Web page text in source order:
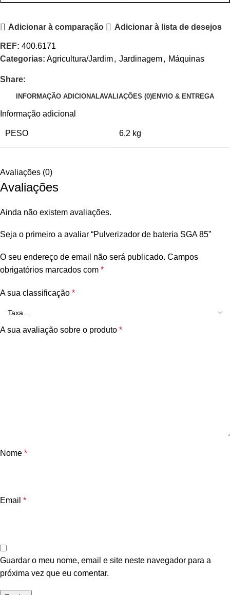
Adicionar à comparação Adicionar à lista de desejos
REF: 400.6171
Categorias: Agricultura/Jardim, Jardinagem, Máquinas
Share:
INFORMAÇÃO ADICIONALAVALIAÇÕES (0)ENVIO & ENTREGA
Informação adicional
PESO 6,2 kg
Avaliações (0)
Avaliações
Ainda não existem avaliações.
Seja o primeiro a avaliar “Pulverizador de bateria SGA 85”
O seu endereço de email não será publicado. Campos
obrigatórios marcados com *
A sua classificação *
A sua avaliação sobre o produto *
Nome *
Email *
Guardar o meu nome, email e site neste navegador para a
próxima vez que eu comentar.